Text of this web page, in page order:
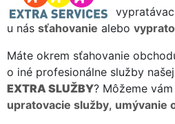
u nás sťahovanie alebo
Máte okrem sťahovanie
o iné profesionálne služby našej
EXTRA SLUŽBY? Môžeme
upratovacie služby, umývanie